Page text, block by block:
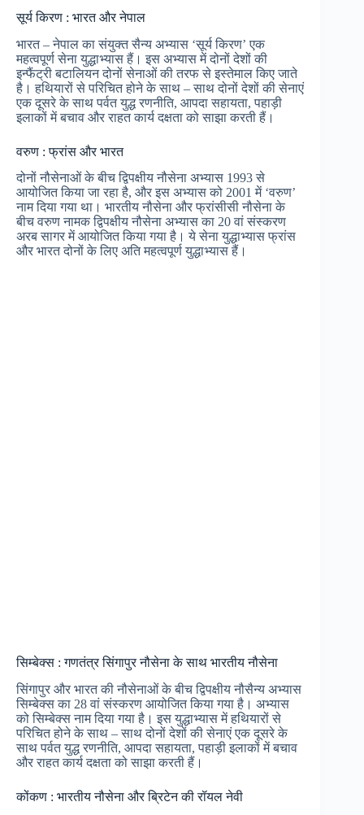
सूर्य किरण : भारत और नेपाल
भारत – नेपाल का संयुक्त सैन्य अभ्यास ‘सूर्य किरण’ एक
महत्वपूर्ण सेना युद्धाभ्यास हैं। इस अभ्यास में दोनों देशों की
इन्फैंट्री बटालियन दोनों सेनाओं की तरफ से इस्तेमाल किए जाते
है। हथियारों से परिचित होने के साथ – साथ दोनों देशों की सेनाएं
एक दूसरे के साथ पर्वत युद्ध रणनीति, आपदा सहायता, पहाड़ी
इलाकों में बचाव और राहत कार्य दक्षता को साझा करती हैं।
वरुण : फ्रांस और भारत
दोनों नौसेनाओं के बीच द्विपक्षीय नौसेना अभ्यास 1993 से
आयोजित किया जा रहा है, और इस अभ्यास को 2001 में ‘वरुण’
नाम दिया गया था। भारतीय नौसेना और फ्रांसीसी नौसेना के
बीच वरुण नामक द्विपक्षीय नौसेना अभ्यास का 20 वां संस्करण
अरब सागर में आयोजित किया गया है। ये सेना युद्धाभ्यास फ्रांस
और भारत दोनों के लिए अति महत्वपूर्ण युद्धाभ्यास हैं।
सिम्बेक्स : गणतंत्र सिंगापुर नौसेना के साथ भारतीय नौसेना
सिंगापुर और भारत की नौसेनाओं के बीच द्विपक्षीय नौसैन्य अभ्यास
सिम्बेक्स का 28 वां संस्करण आयोजित किया गया है। अभ्यास
को सिम्बेक्स नाम दिया गया है। इस युद्धाभ्यास में हथियारों से
परिचित होने के साथ – साथ दोनों देशों की सेनाएं एक दूसरे के
साथ पर्वत युद्ध रणनीति, आपदा सहायता, पहाड़ी इलाकों में बचाव
और राहत कार्य दक्षता को साझा करती हैं।
कोंकण : भारतीय नौसेना और ब्रिटेन की रॉयल नेवी